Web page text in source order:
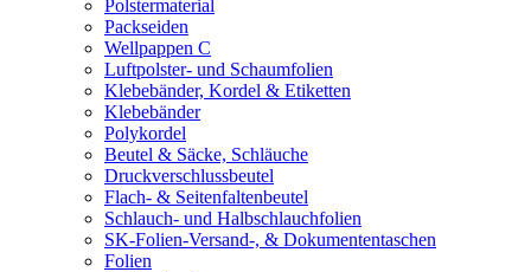
Polstermaterial
Packseiden
Wellpappen C
Luftpolster- und Schaumfolien
Klebebänder, Kordel & Etiketten
Klebebänder
Polykordel
Beutel & Säcke, Schläuche
Druckverschlussbeutel
Flach- & Seitenfaltenbeutel
Schlauch- und Halbschlauchfolien
SK-Folien-Versand-, & Dokumententaschen
Folien